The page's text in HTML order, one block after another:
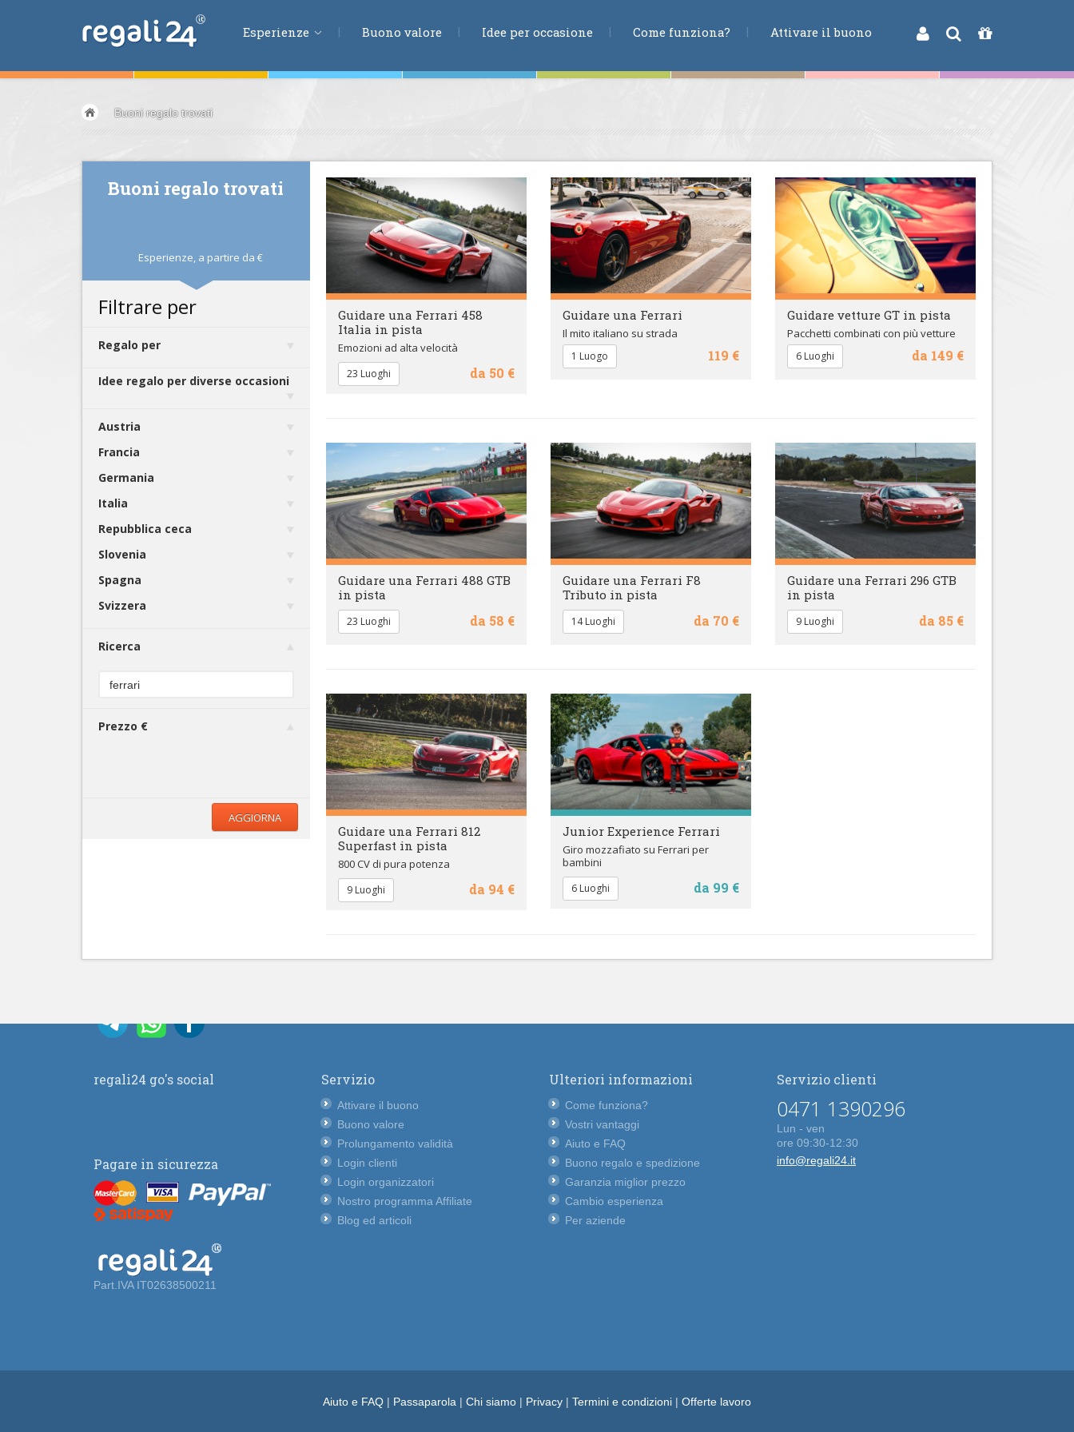
Esperienze
Sport &
fitness
bere
salute
fantasia
Family
Pernottamenti
Buono valore Idee per occasione Come funziona? Attivare il buono
Buoni regalo trovati
Buoni regalo trovati
Esperienze, a partire da€
Filtrare per
Regalo per
Idee regalo per diverse occasioni
Austria
Francia
Germania
Italia
Repubblica ceca
Slovenia
Spagna
Svizzera
Ricerca
Prezzo €
AGGIORNA
Guidare una Ferrari 458
Italia in pista
Emozioni ad alta velocità
da 50 €
23 Luoghi
Guidare una Ferrari
Il mito italiano su strada
119 €
1 Luogo
Guidare vetture GT in pista
Pacchetti combinati con più vetture
da 149 €
6 Luoghi
Guidare una Ferrari 488 GTB
in pista
da 58 €
23 Luoghi
Guidare una Ferrari F8
Tributo in pista
da 70 €
14 Luoghi
Guidare una Ferrari 296 GTB
in pista
da 85 €
9 Luoghi
Guidare una Ferrari 812
Superfast in pista
800 CV di pura potenza
da 94 €
9 Luoghi
Junior Experience Ferrari
Giro mozzafiato su Ferrari per
bambini
da 99 €
6 Luoghi
regali24 go's social
Pagare in sicurezza
Part.IVA IT02638500211
Servizio
Attivare il buono
Buono valore
Prolungamento validità
Login clienti
Login organizzatori
Nostro programma Affiliate
Blog ed articoli
Ulteriori informazioni
Come funziona?
Vostri vantaggi
Aiuto e FAQ
Buono regalo e spedizione
Garanzia miglior prezzo
Cambio esperienza
Per aziende
Servizio clienti
0471 1390296
Lun - ven
ore 09:30-12:30
info@regali24.it
Aiuto e FAQ | Passaparola | Chi siamo | Privacy | Termini e condizioni | Offerte lavoro